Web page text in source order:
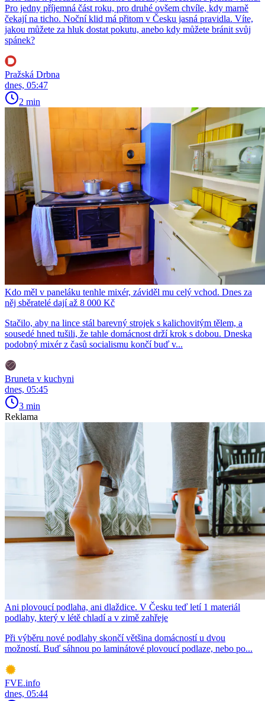
Pro jedny příjemná část roku, pro druhé ovšem chvíle, kdy marně
čekají na ticho. Noční klid má přitom v Česku jasná pravidla. Víte,
jakou můžete za hluk dostat pokutu, anebo kdy můžete bránit svůj
spánek?
Pražská Drbna
dnes, 05:47
2 min
Kdo měl v paneláku tenhle mixér, záviděl mu celý vchod. Dnes za
něj sběratelé dají až 8 000 Kč
Stačilo, aby na lince stál barevný strojek s kalichovitým tělem, a
sousedé hned tušili, že tahle domácnost drží krok s dobou. Dneska
podobný mixér z časů socialismu končí buď v...
Bruneta v kuchyni
dnes, 05:45
3 min
Reklama
Ani plovoucí podlaha, ani dlaždice. V Česku teď letí 1 materiál
podlahy, který v létě chladí a v zimě zahřeje
Při výběru nové podlahy skončí většina domácností u dvou
možností. Buď sáhnou po laminátové plovoucí podlaze, nebo po...
FVE.info
dnes, 05:44